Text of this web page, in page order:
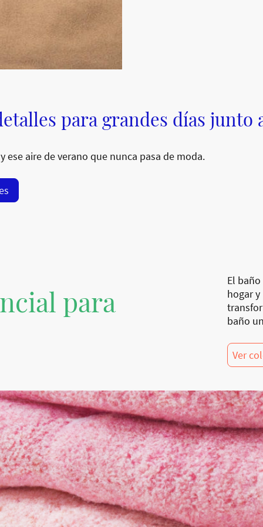
para grandes días junto
ese aire de verano que nunca pasa de moda.
para
El
hogar
baño
Ver